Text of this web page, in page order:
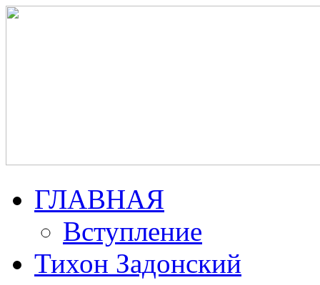
ГЛАВНАЯ
Вступление
Тихон Задонский